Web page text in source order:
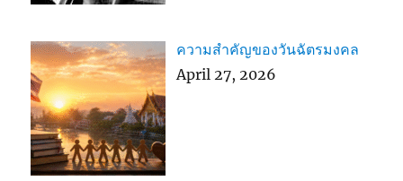
ความสำคัญของวันฉัตรมงคล
April 27, 2026